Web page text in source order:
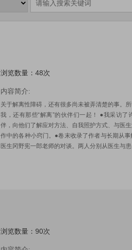
浏览数量：48次
内容简介:
关于解离性障碍，还有很多尚未被弄清楚的事。
我，还有那些“解离”的伙伴们一起！ ●我采访了
伴，向他们了解应对方法、自我照护方式、与医
作中的各种小窍门。●卷末收录了作者与长期从
医生冈野宪一郎老师的对谈。两人分别从医生与
浏览数量：90次